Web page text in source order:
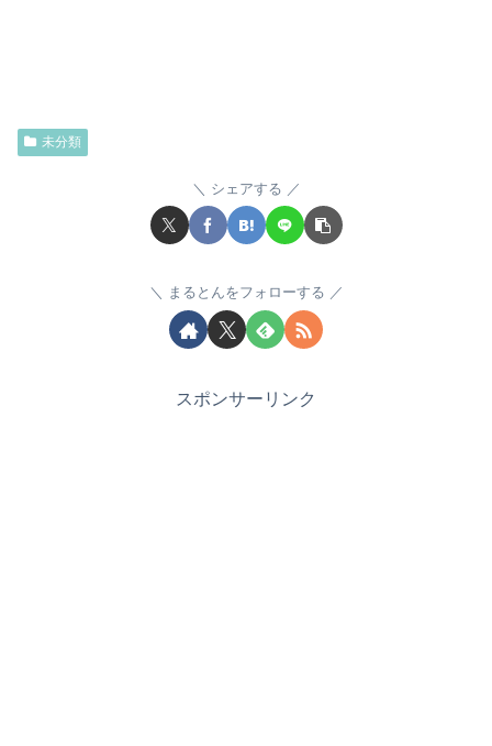
未分類
シェアする
まるとんをフォローする
スポンサーリンク